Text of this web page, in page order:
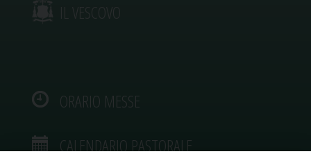
IL VESCOVO
ORARIO MESSE
CALENDARIO PASTORALE